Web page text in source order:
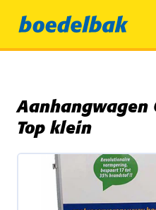
Aanhangwagen
Top klein